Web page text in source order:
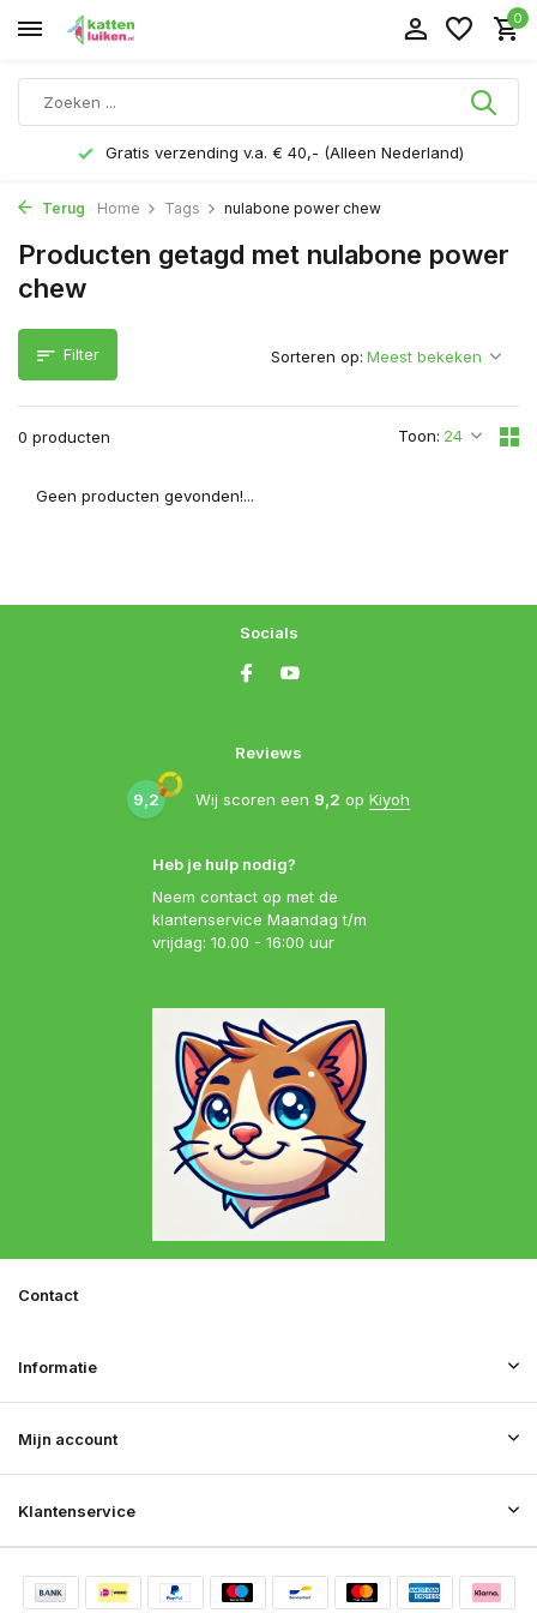
0
Gratis verzending v.a. € 40,- (Alleen Nederland)
Terug Home Tags nulabone power chew
Producten getagd met nulabone power
chew
Filter
0 producten Toon:
Sorteren op:
Geen producten gevonden!...
Heb je hulp nodig?
Neem contact op met de
klantenservice Maandag t/m
vrijdag: 10.00 - 16:00 uur
Reviews
9,2 Wij scoren een 9,2 op Kiyoh
Socials
Klantenservice
Mijn account
Informatie
Contact